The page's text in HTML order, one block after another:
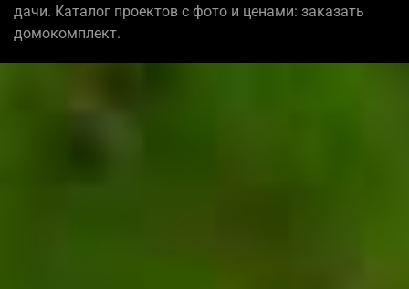
дачи. Каталог проектов с фото и ценами: заказать
домокомплект.